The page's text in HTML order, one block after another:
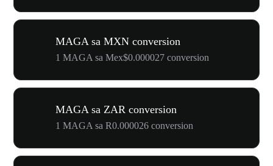
MAGA sa MXN conversion
1 MAGA sa Mex$0.000027 conversion
MAGA sa ZAR conversion
1 MAGA sa R0.000026 conversion